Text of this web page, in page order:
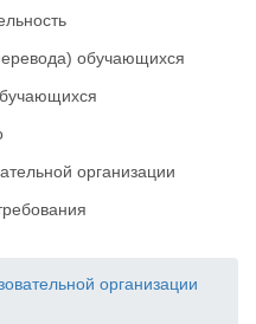
обучающихся
организации
организации